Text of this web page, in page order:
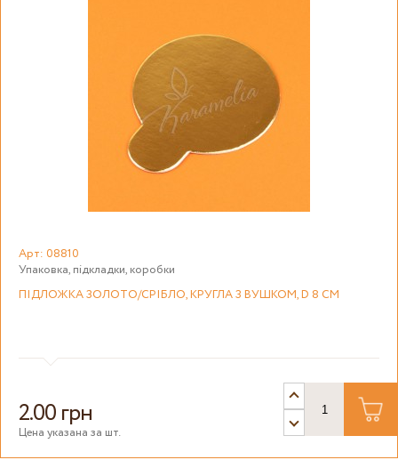
Арт: 08810
Упаковка, підкладки, коробки
ПІДЛОЖКА ЗОЛОТО/СРІБЛО, КРУГЛА З ВУШКОМ, D 8 СМ
2.00 грн
Цена указана за шт.